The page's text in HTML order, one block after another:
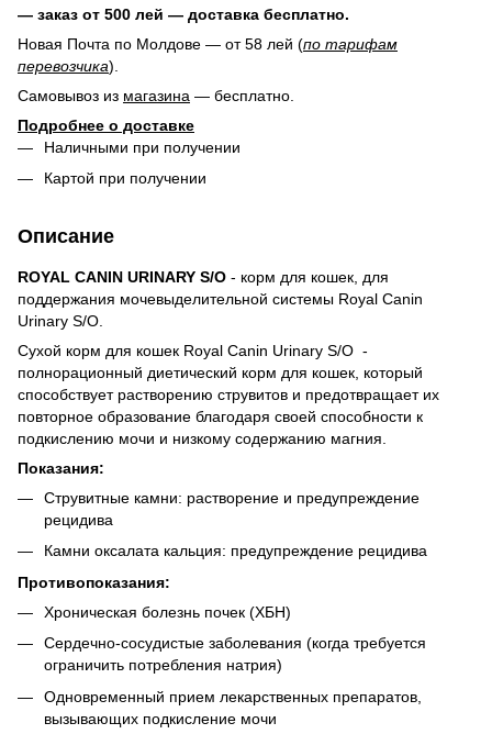
— заказ от 500 лей — доставка бесплатно.
Новая Почта по Молдове — от 58 лей (по тарифам
перевозчика).
Самовывоз из магазина — бесплатно.
Подробнее о доставке
Наличными при получении
Картой при получении
Описание
ROYAL CANIN URINARY S/O - корм для кошек, для
поддержания мочевыделительной системы Royal Canin
Urinary S/O.
Сухой корм для кошек Royal Canin Urinary S/O -
полнорационный диетический корм для кошек, который
способствует растворению струвитов и предотвращает их
повторное образование благодаря своей способности к
подкислению мочи и низкому содержанию магния.
Показания:
Струвитные камни: растворение и предупреждение
рецидива
Камни оксалата кальция: предупреждение рецидива
Противопоказания:
Хроническая болезнь почек (ХБН)
Сердечно-сосудистые заболевания (когда требуется
ограничить потребления натрия)
Одновременный прием лекарственных препаратов,
вызывающих подкисление мочи